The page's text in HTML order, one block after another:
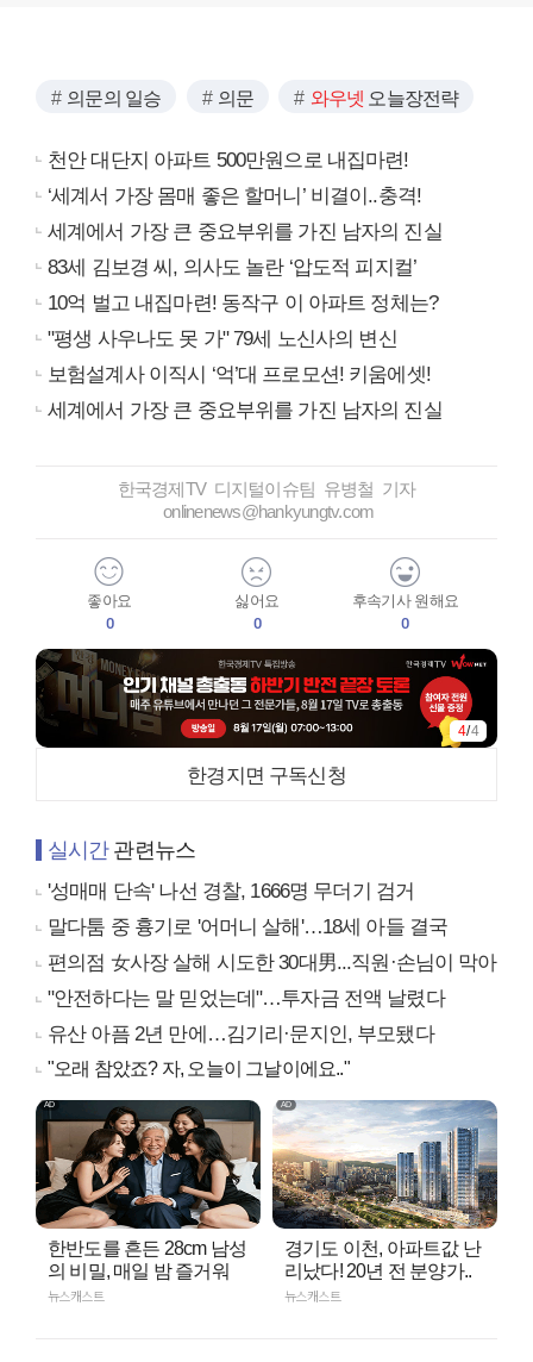
의문의 일승 의문 와우넷 오늘장전략
천안 대단지 아파트 500만원으로 내집마련!
‘세계서 가장 몸매 좋은 할머니’ 비결이..충격!
세계에서 가장 큰 중요부위를 가진 남자의 진실
83세 김보경 씨, 의사도 놀란 ‘압도적 피지컬’
10억 벌고 내집마련! 동작구 이 아파트 정체는?
"평생 사우나도 못 가" 79세 노신사의 변신
보험설계사 이직시 ‘억’대 프로모션! 키움에셋!
세계에서 가장 큰 중요부위를 가진 남자의 진실
한국경제TV 디지털이슈팀 유병철 기자
onlinenews@hankyungtv.com
좋아요
0
싫어요
0
후속기사 원해요
0
4/4
한경지면 구독신청
실시간관련뉴스
'성매매 단속' 나선 경찰, 1666명 무더기 검거
말다툼 중 흉기로 '어머니 살해'…18세 아들 결국
편의점 女사장 살해 시도한 30대男...직원·손님이 막아
"안전하다는 말 믿었는데"…투자금 전액 날렸다
유산 아픔 2년 만에…김기리·문지인, 부모됐다
"오래 참았죠? 자, 오늘이 그날이에요.."
한반도를 흔든 28cm 남성
의 비밀, 매일 밤 즐거워
뉴스캐스트
경기도 이천, 아파트값 난
리났다! 20년 전 분양가..
뉴스캐스트